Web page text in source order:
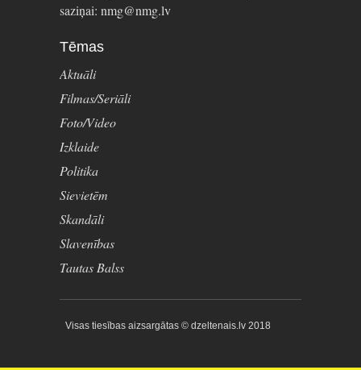
saziņai: nmg@nmg.lv
Tēmas
Aktuāli
Filmas/Seriāli
Foto/Video
Izklaide
Politika
Sievietēm
Skandāli
Slavenības
Tautas Balss
Visas tiesības aizsargātas © dzeltenais.lv 2018